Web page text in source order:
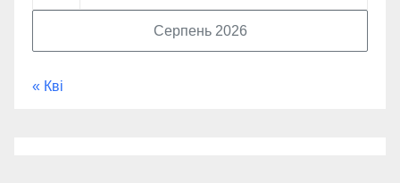
Серпень 2026
« Кві